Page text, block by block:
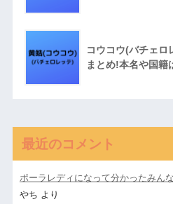
コウコウ(バチェロ
まとめ!本名や国籍
最近のコメント
ポーラレディになって分かったみん
やち より